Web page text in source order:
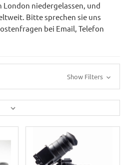
London niedergelassen, und
Bitte sprechen sie uns
bei Email, Telefon
Show Filters